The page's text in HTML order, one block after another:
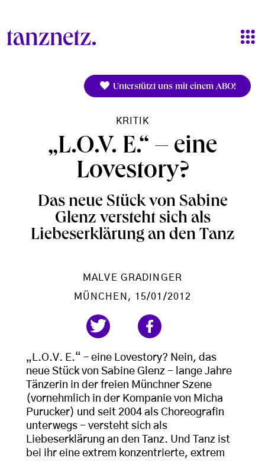
Unterstützt uns mit einem ABO!
KRITIK
„L.O.V. E.“ – eine
Lovestory?
Das neue Stück von Sabine
Glenz versteht sich als
Liebeserklärung an den Tanz
MALVE GRADINGER
MÜNCHEN , 15/01/2012
„L.O.V. E.“ – eine Lovestory? Nein, das
neue Stück von Sabine Glenz - lange Jahre
Tänzerin in der freien Münchner Szene
(vornehmlich in der Kompanie von Micha
Purucker) und seit 2004 als Choreografin
unterwegs - versteht sich als
Liebeserklärung an den Tanz. Und Tanz ist
bei ihr eine extrem konzentrierte, extrem